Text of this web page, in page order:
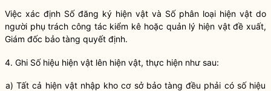
Việc xác định Số đăng ký hiện vật và Số phân loại hiện vật do
người phụ tráchcông tác kiểm kê hoặc quản lý hiện vật đề xuất,
Giám đốc bảo tàng quyết định.
4. Ghi Số hiệu hiện vật lên hiện vật, thực hiện như sau:
a) Tất cả hiện vật nhập kho cơ sở bảo tàng đều phải có số hiệu